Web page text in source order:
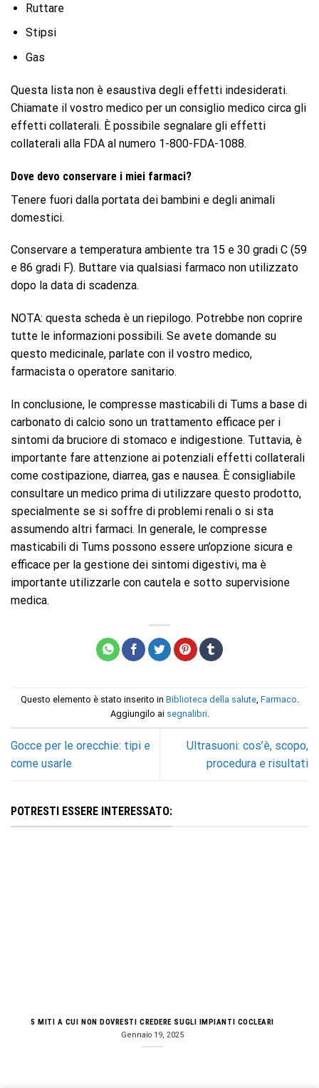
Ruttare
Stipsi
Gas
Questa lista non è esaustiva degli effetti indesiderati.
Chiamate il vostro medico per un consiglio medico circa gli
effetti collaterali. È possibile segnalare gli effetti
collaterali alla FDA al numero 1-800-FDA-1088.
Dove devo conservare i miei farmaci?
Tenere fuori dalla portata dei bambini e degli animali
domestici.
Conservare a temperatura ambiente tra 15 e 30 gradi C (59
e 86 gradi F). Buttare via qualsiasi farmaco non utilizzato
dopo la data di scadenza.
NOTA: questa scheda è un riepilogo. Potrebbe non coprire
tutte le informazioni possibili. Se avete domande su
questo medicinale, parlate con il vostro medico,
farmacista o operatore sanitario.
In conclusione, le compresse masticabili di Tums a base di
carbonato di calcio sono un trattamento efficace per i
sintomi da bruciore di stomaco e indigestione. Tuttavia, è
importante fare attenzione ai potenziali effetti collaterali
come costipazione, diarrea, gas e nausea. È consigliabile
consultare un medico prima di utilizzare questo prodotto,
specialmente se si soffre di problemi renali o si sta
assumendo altri farmaci. In generale, le compresse
masticabili di Tums possono essere un’opzione sicura e
efficace per la gestione dei sintomi digestivi, ma è
importante utilizzarle con cautela e sotto supervisione
medica.
Questo elemento è stato inserito in Biblioteca della salute, Farmaco.
Aggiungilo ai segnalibri.
Gocce per le orecchie: tipi e
come usarle
Ultrasuoni: cos’è, scopo,
procedura e risultati
POTRESTI ESSERE INTERESSATO:
5 MITI A CUI NON DOVRESTI CREDERE SUGLI IMPIANTI COCLEARI
Gennaio 19, 2025